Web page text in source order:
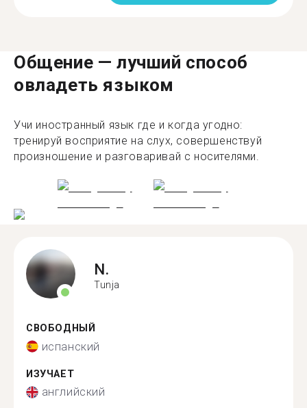
Общение — лучший способ
овладеть языком
Учи иностранный язык где и когда угодно:
тренируй восприятие на слух, совершенствуй
произношение и разговаривай с носителями.
N.
Tunja
СВОБОДНЫЙ
испанский
ИЗУЧАЕТ
английский